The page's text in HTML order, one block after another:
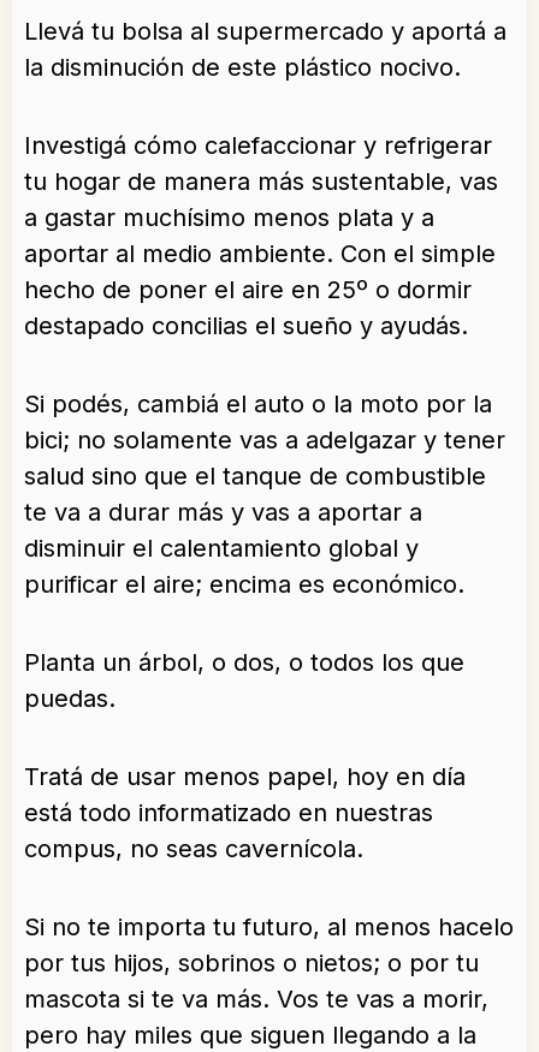
Llevá tu bolsa al supermercado y aportá a
la disminución de este plástico nocivo.
Investigá cómo calefaccionar y refrigerar
tu hogar de manera más sustentable, vas
a gastar muchísimo menos plata y a
aportar al medio ambiente. Con el simple
hecho de poner el aire en 25º o dormir
destapado concilias el sueño y ayudás.
Si podés, cambiá el auto o la moto por la
bici; no solamente vas a adelgazar y tener
salud sino que el tanque de combustible
te va a durar más y vas a aportar a
disminuir el calentamiento global y
purificar el aire; encima es económico.
Planta un árbol, o dos, o todos los que
puedas.
Tratá de usar menos papel, hoy en día
está todo informatizado en nuestras
compus, no seas cavernícola.
Si no te importa tu futuro, al menos hacelo
por tus hijos, sobrinos o nietos; o por tu
mascota si te va más. Vos te vas a morir,
pero hay miles que siguen llegando a la